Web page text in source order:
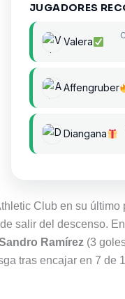
JUGADORES
Valera
Affengruber
Diangana
Club en su
salir del descenso.
Ramírez (3
tras encajar en 7 de